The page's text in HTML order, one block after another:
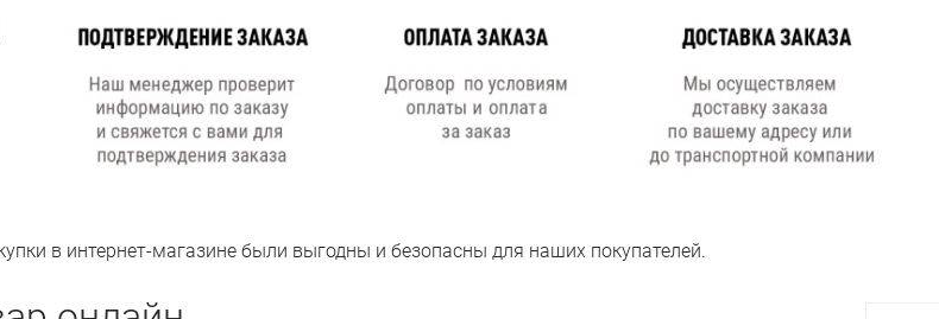
в интернет-магазине были выгодны и безопасны для наших покупателей.